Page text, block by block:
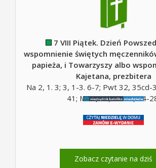
7 VIII Piątek. Dzień
wspomnienie świętych
papieża, i Towarzyszy albo
Kajetana, prezbitera
Na 2, 1. 3; 3, 1-3. 6-7; Pwt 32, 35cd-
41; Mt 5, 10; Mt 16, 24-
Zobacz czytanie na dziś